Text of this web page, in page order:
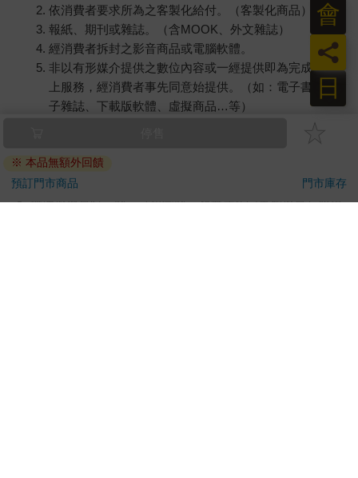
依消費者要求所為之客製化給付。（客製化商品）
報紙、期刊或雜誌。（含MOOK、外文雜誌）
經消費者拆封之影音商品或電腦軟體。
非以有形媒介提供之數位內容或一經提供即為完成之線
上服務，經消費者事先同意始提供。（如：電子書、電
子雜誌、下載版軟體、虛擬商品…等）
已拆封之個人衛生用品。（如：內衣褲、刮鬍刀、除毛
若非上列種類商品，均享有到貨7天的猶豫期（含例假
日）。
辦理退換貨時，商品（組合商品恕無法接受單獨退貨）必須
※ 本品無額外回饋
預訂門市商品
門市庫存
日
員
會